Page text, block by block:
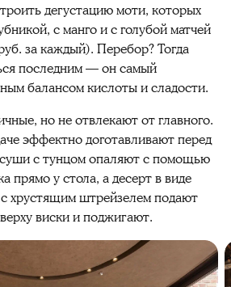
дегустацию моти, которых
с манго и с голубой матчей
за каждый). Перебор? Тогда
последним — он самый
балансом кислоты и сладости.
но не отвлекают от главного.
эффектно доготавливают перед
с тунцом опаляют с помощью
прямо у стола, а десерт в виде
хрустящим штрейзелем подают
виски и поджигают.